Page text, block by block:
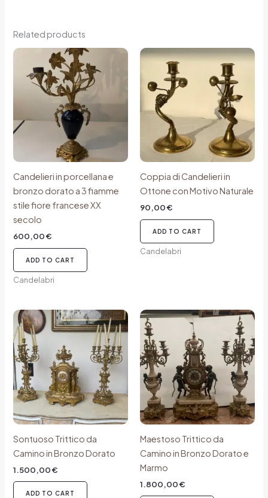
Related products
Candelieri in porcellana e
bronzo dorato a 3 fiamme
stile fiore francese XX
secolo
600,00€
ADD TO CART
Candelabri
Coppia di Candelieri in
Ottone con Motivo Naturale
90,00€
ADD TO CART
Candelabri
Sontuoso Trittico da
Camino in Bronzo Dorato
1.500,00€
ADD TO CART
Maestoso Trittico da
Camino in Bronzo Dorato e
Marmo
1.800,00€